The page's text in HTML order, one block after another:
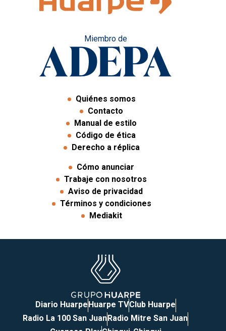
Miembro de
Quiénes somos
Contacto
Manual de estilo
Código de ética
Derecho a réplica
Cómo anunciar
Trabaje con nosotros
Aviso de privacidad
Términos y condiciones
Mediakit
Diario HuarpeHuarpe TVClub Huarpe
Radio La 100 San JuanRadio Mitre San Juan